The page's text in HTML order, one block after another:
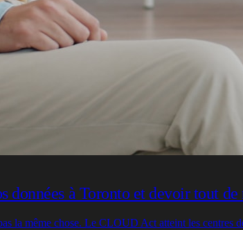
données à Toronto et devoir tout
la même chose. Le CLOUD Act atteint les